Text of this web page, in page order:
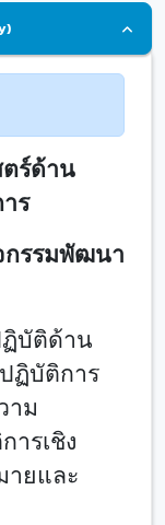
ตร์ด้าน
ร
กรรมพัฒนา
บัติด้าน
ฏิบัติการ
าม
ารเชิง
ายและ